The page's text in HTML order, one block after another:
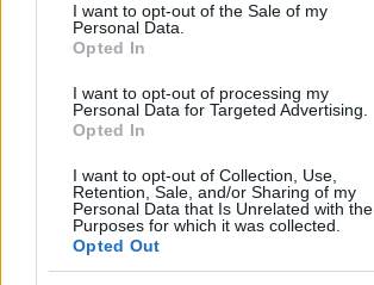
I want to opt-out of the Sale of my
Personal Data.
Opted In
I want to opt-out of processing my
Personal Data for Targeted Advertising.
Opted In
I want to opt-out of Collection, Use,
Retention, Sale, and/or Sharing of my
Personal Data that Is Unrelated with the
Purposes for which it was collected.
Opted Out